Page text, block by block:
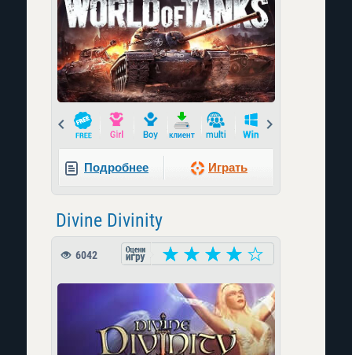
Prev
Подробнее Играть
Divine Divinity
6042